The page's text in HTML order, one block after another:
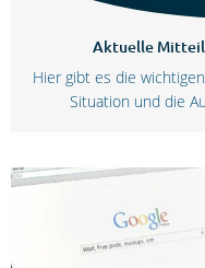
Aktuelle
Hier gibt es die
Situation und die